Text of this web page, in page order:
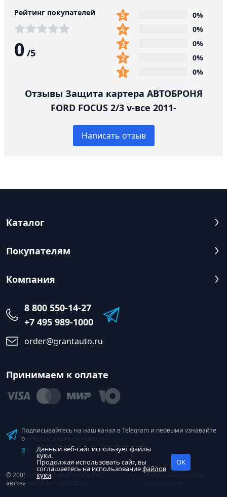
Рейтинг покупателей
0 /5
0%
0%
0%
0%
0%
Отзывы Защита картера АВТОБРОНЯ
FORD FOCUS 2/3 v-все 2011-
Написать отзыв
Каталог
Покупателям
Компания
8 800 550-14-27
+7 495 989-1000
order@grantauto.ru
Принимаем к оплате
Подписывайтесь на наш канал в Telegram и первыми узнавайте
о скидках, акциях и новостях
@tk_grant
© 2005-2026 Интернет-магазин
автозапчастей GrantAuto.ru
Пользовательское
Данный веб-сайт использует файлы
куки.
Продолжая использовать сайт, вы
соглашаетесь на использованиефайлов
куки
OK